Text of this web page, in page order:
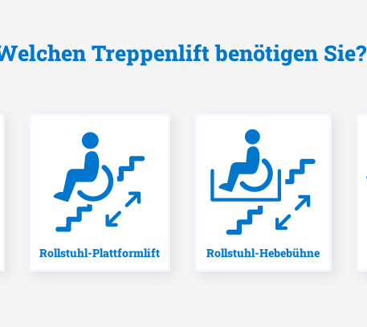
Treppenlift benötigen Sie?
Rollstuhl-Plattformlift Rollstuhl-Hebebühne